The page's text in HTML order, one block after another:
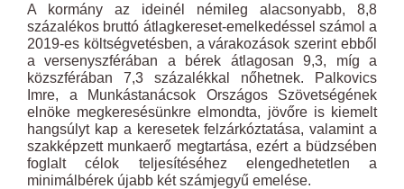
A kormány az ideinél némileg alacsonyabb, 8,8
százalékos bruttó átlagkereset-emelkedéssel számol a
2019-es költségvetésben, a várakozások szerint ebből
a versenyszférában a bérek átlagosan 9,3, míg a
közszférában 7,3 százalékkal nőhetnek. Palkovics
Imre, a Munkástanácsok Országos Szövetségének
elnöke megkeresésünkre elmondta, jövőre is kiemelt
hangsúlyt kap a keresetek felzárkóztatása, valamint a
szakképzett munkaerő megtartása, ezért a büdzsében
foglalt célok teljesítéséhez elengedhetetlen a
minimálbérek újabb két számjegyű emelése.